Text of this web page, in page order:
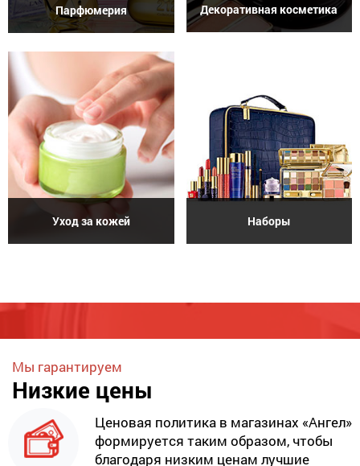
Парфюмерия Декоративная косметика
Уход за кожей Наборы
Мы гарантируем
Низкие цены
Ценовая политика в магазинах «Ангел»
формируется таким образом, чтобы
благодаря низким ценам лучшие